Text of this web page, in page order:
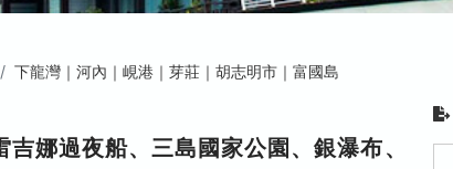
下龍灣｜河內｜峴港｜芽莊｜胡志明市｜富國島
娜過夜船、三島國家公園、銀瀑布、